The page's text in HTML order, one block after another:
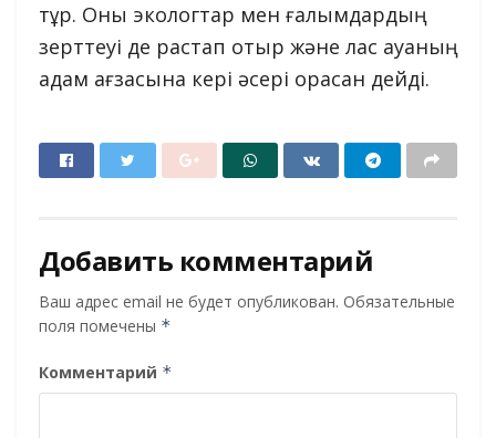
тұр. Оны экологтар мен ғалымдардың
зерттеуі де растап отыр және лас ауаның
адам ағзасына кері әсері орасан дейді.
Добавить комментарий
Ваш адрес email не будет опубликован. Обязательные
поля помечены *
Комментарий *